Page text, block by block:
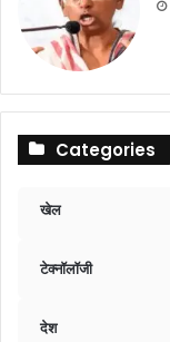
Categories
खेल
टेक्नॉलॉजी
देश